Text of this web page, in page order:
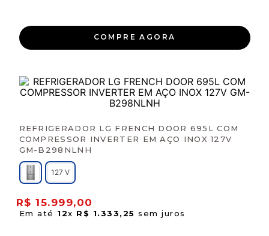
COMPRE AGORA
REFRIGERADOR LG FRENCH DOOR 695L COM
COMPRESSOR INVERTER EM AÇO INOX 127V
GM-B298NLNH
127 V
R$ 15.999,00
Em até 12x R$ 1.333,25 sem juros